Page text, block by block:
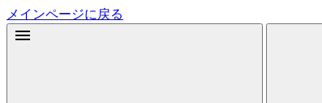
メインページに戻る